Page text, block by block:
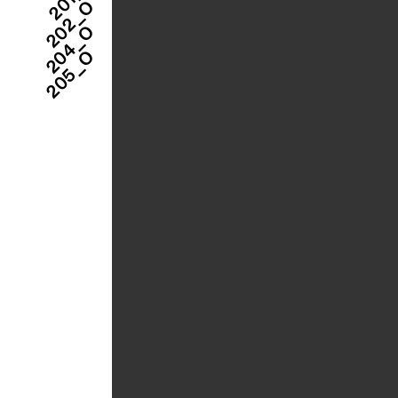
202_O
204_O
205_O